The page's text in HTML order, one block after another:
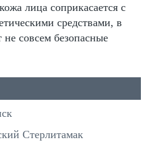
лица соприкасается с
средствами, в
не совсем безопасные
Стерлитамак